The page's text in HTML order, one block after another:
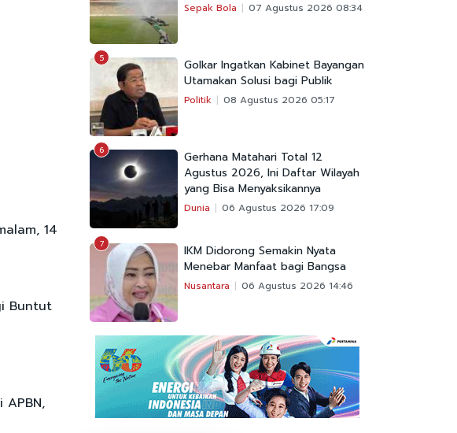
14
Buntut
Sepak Bola 07 Agustus 2026 08:34
5
Golkar Ingatkan Kabinet Bayangan
Utamakan Solusi bagi Publik
Politik 08 Agustus 2026 05:17
6
Gerhana Matahari Total 12
Agustus 2026, Ini Daftar Wilayah
yang Bisa Menyaksikannya
Dunia 06 Agustus 2026 17:09
7
IKM Didorong Semakin Nyata
Menebar Manfaat bagi Bangsa
Nusantara 06 Agustus 2026 14:46